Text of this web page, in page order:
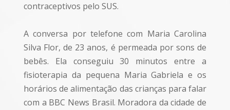
contraceptivos pelo SUS.
A conversa por telefone com Maria Carolina
Silva Flor, de 23 anos, é permeada por sons de
bebês. Ela conseguiu 30 minutos entre a
fisioterapia da pequena Maria Gabriela e os
horários de alimentação das crianças para falar
com a BBC News Brasil. Moradora da cidade de